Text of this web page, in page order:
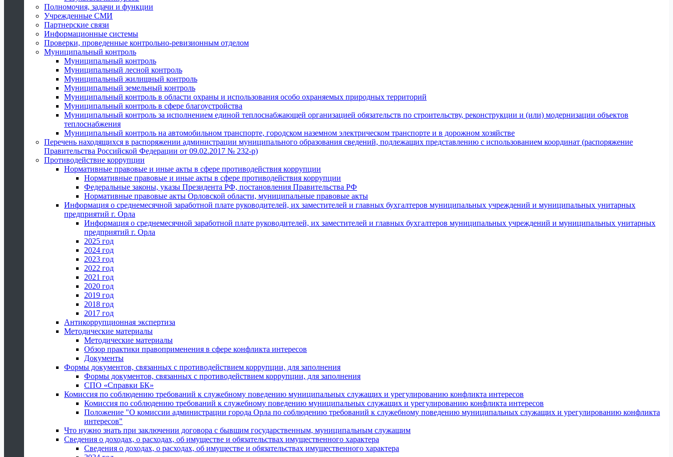
Полномочия, задачи и функции
Учрежденные СМИ
Партнерские связи
Информационные системы
Проверки, проведенные контрольно-ревизионным отделом
Муниципальный контроль
Муниципальный контроль
Муниципальный лесной контроль
Муниципальный жилищный контроль
Муниципальный земельный контроль
Муниципальный контроль в области охраны и использования особо охраняемых природных территорий
Муниципальный контроль в сфере благоустройства
Муниципальный контроль за исполнением единой теплоснабжающей организацией обязательств по строительству, реконструкции и (или) модернизации объектов
теплоснабжения
Муниципальный контроль на автомобильном транспорте, городском наземном электрическом транспорте и в дорожном хозяйстве
Перечень находящихся в распоряжении администрации муниципального образования сведений, подлежащих представлению с использованием координат (распоряжение
Правительства Российской Федерации от 09.02.2017 № 232-р)
Противодействие коррупции
Нормативные правовые и иные акты в сфере противодействия коррупции
Нормативные правовые и иные акты в сфере противодействия коррупции
Федеральные законы, указы Президента РФ, постановления Правительства РФ
Нормативные правовые акты Орловской области, муниципальные правовые акты
Информация о среднемесячной заработной плате руководителей, их заместителей и главных бухгалтеров муниципальных учреждений и муниципальных унитарных
предприятий г. Орла
Информация о среднемесячной заработной плате руководителей, их заместителей и главных бухгалтеров муниципальных учреждений и муниципальных унитарных
предприятий г. Орла
2025 год
2024 год
2023 год
2022 год
2021 год
2020 год
2019 год
2018 год
2017 год
Антикоррупционная экспертиза
Методические материалы
Методические материалы
Обзор практики правоприменения в сфере конфликта интересов
Документы
Формы документов, связанных с противодействием коррупции, для заполнения
Формы документов, связанных с противодействием коррупции, для заполнения
СПО «Справки БК»
Комиссия по соблюдению требований к служебному поведению муниципальных служащих и урегулированию конфликта интересов
Комиссия по соблюдению требований к служебному поведению муниципальных служащих и урегулированию конфликта интересов
Положение "О комиссии администрации города Орла по соблюдению требований к служебному поведению муниципальных служащих и урегулированию конфликта
интересов"
Что нужно знать при заключении договора с бывшим государственным, муниципальным служащим
Сведения о доходах, о расходах, об имуществе и обязательствах имущественного характера
Сведения о доходах, о расходах, об имуществе и обязательствах имущественного характера